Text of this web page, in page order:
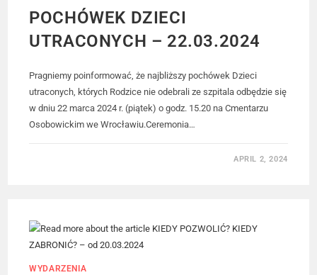
POCHÓWEK DZIECI
UTRACONYCH – 22.03.2024
Pragniemy poinformować, że najbliższy pochówek Dzieci
utraconych, których Rodzice nie odebrali ze szpitala odbędzie się
w dniu 22 marca 2024 r. (piątek) o godz. 15.20 na Cmentarzu
Osobowickim we Wrocławiu.Ceremonia…
APRIL 2, 2024
WYDARZENIA